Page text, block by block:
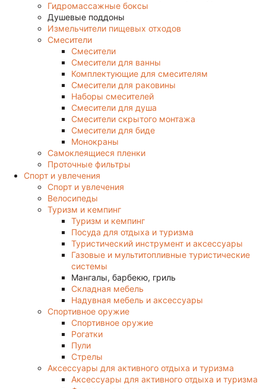
Гидромассажные боксы
Душевые поддоны
Измельчители пищевых отходов
Смесители
Смесители
Смесители для ванны
Комплектующие для смесителям
Смесители для раковины
Наборы смесителей
Смесители для душа
Смесители скрытого монтажа
Смесители для биде
Монокраны
Самоклеящиеся пленки
Проточные фильтры
Спорт и увлечения
Спорт и увлечения
Велосипеды
Туризм и кемпинг
Туризм и кемпинг
Посуда для отдыха и туризма
Туристический инструмент и аксессуары
Газовые и мультитопливные туристические
системы
Мангалы, барбекю, гриль
Складная мебель
Надувная мебель и аксессуары
Спортивное оружие
Спортивное оружие
Рогатки
Пули
Стрелы
Аксессуары для активного отдыха и туризма
Аксессуары для активного отдыха и туризма